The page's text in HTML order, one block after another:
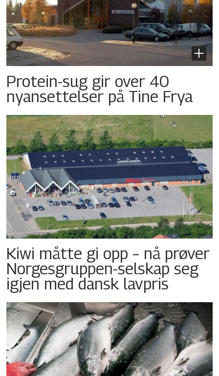
Protein-sug gir over 40
nyansettelser på Tine Frya
Kiwi måtte gi opp – nå prøver
Norgesgruppen-selskap seg
igjen med dansk lavpris